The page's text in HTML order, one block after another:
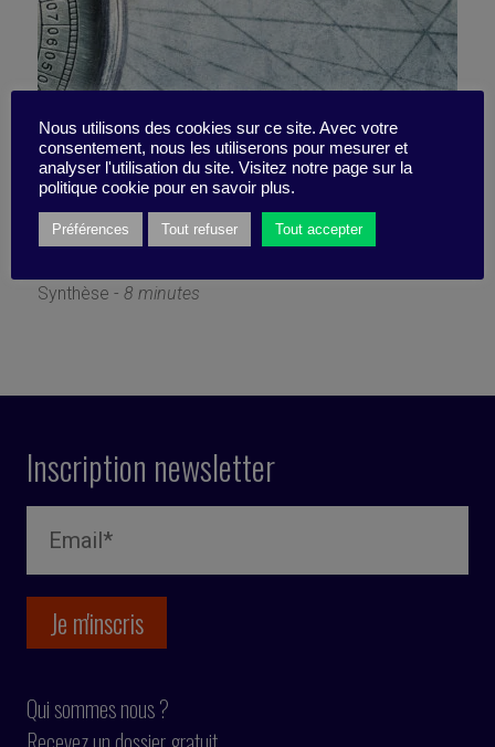
Vous êtes ce que vous
risquez
Synthèse - 8 minutes
Inscription newsletter
Qui sommes nous ?
Nous utilisons des cookies sur ce site. Avec votre
consentement, nous les utiliserons pour mesurer et
analyser l'utilisation du site. Visitez notre page sur la
politique cookie pour en savoir plus.
Préférences Tout refuser Tout accepter